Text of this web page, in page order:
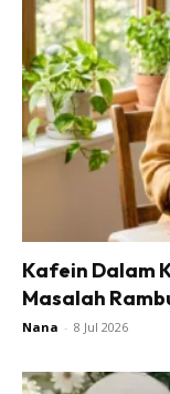
Kafein Dalam
Masalah
Nana - 8 Jul 2026